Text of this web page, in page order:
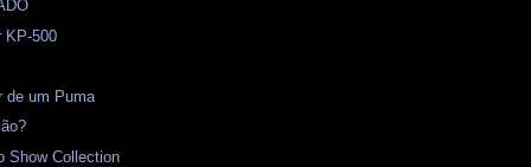
KP-500
de um Puma
Show Collection